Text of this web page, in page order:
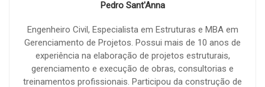
Pedro Sant'Anna
Engenheiro Civil, Especialista em Estruturas e MBA em
Gerenciamento de Projetos. Possui mais de 10 anos de
experiência na elaboração de projetos estruturais,
gerenciamento e execução de obras, consultorias e
treinamentos profissionais. Participou da construção de